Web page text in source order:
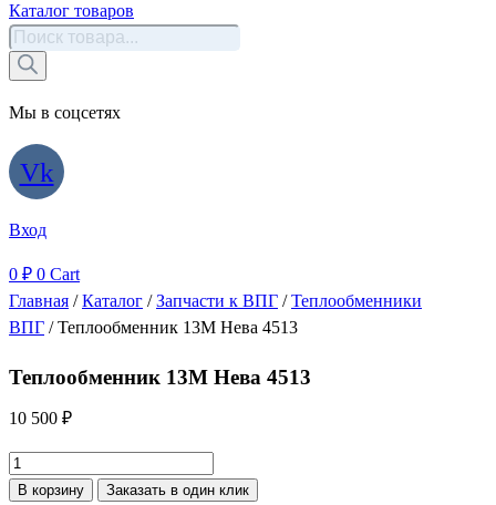
Каталог товаров
Поиск
товаров
Мы в соцсетях
Vk
Вход
0 ₽ 0 Cart
Главная /Каталог /Запчасти к ВПГ /Теплообменники
ВПГ / Теплообменник 13M Нева 4513
Теплообменник 13M Нева 4513
10 500 ₽
Количество
товара
В корзину Заказать в один клик